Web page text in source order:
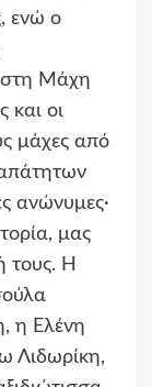
ενώ ο
στη Μάχη
και οι
μάχες από
απάτητων
ανώνυμες·
μας
τους. Η
η Ελένη
Λιδωρίκη,